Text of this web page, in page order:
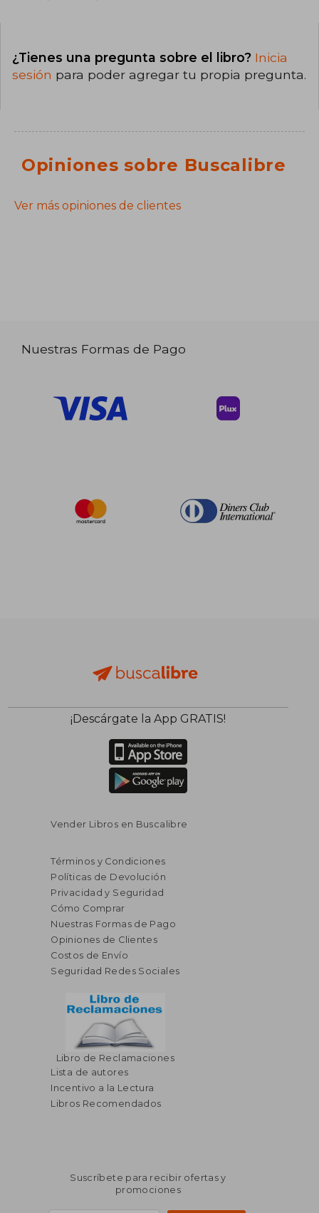
¿Tienes una pregunta sobre el libro? Inicia
sesión para poder agregar tu propia pregunta.
Opiniones sobre Buscalibre
Ver más opiniones de clientes
Nuestras Formas de Pago
¡Descárgate la App GRATIS!
Vender Libros en Buscalibre
Términos y Condiciones
Políticas de Devolución
Privacidad y Seguridad
Cómo Comprar
Nuestras Formas de Pago
Opiniones de Clientes
Costos de Envío
Seguridad Redes Sociales
Libro de Reclamaciones
Lista de autores
Incentivo a la Lectura
Libros Recomendados
Suscríbete para recibir ofertas y
promociones